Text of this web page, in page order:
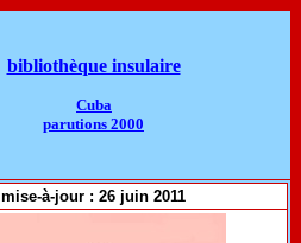
bibliothèque insulaire
Cuba
parutions 2000
mise-à-jour : 26 juin 2011